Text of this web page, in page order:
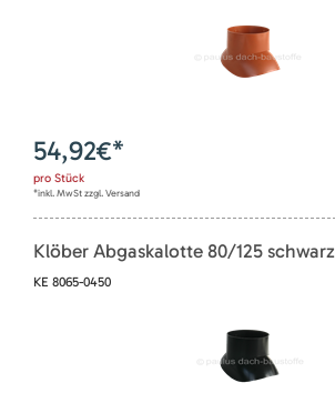
54,92€*
pro Stück
*inkl. MwSt zzgl. Versand
Klöber Abgaskalotte 80/125 schwarz
KE 8065-0450